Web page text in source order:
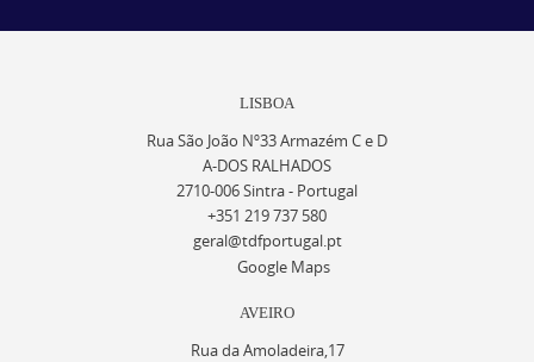
LISBOA
Rua São João Nº33 Armazém C e D
A-DOS RALHADOS
2710-006 Sintra - Portugal
+351 219 737 580
geral@tdfportugal.pt
Google Maps
AVEIRO
Rua da Amoladeira,17